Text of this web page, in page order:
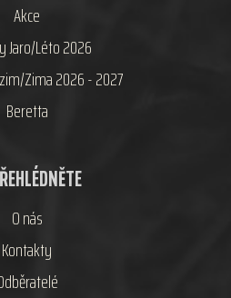
Akce
Jaro/Léto 2026
Zima 2026 - 2027
Beretta
O nás
Kontakty